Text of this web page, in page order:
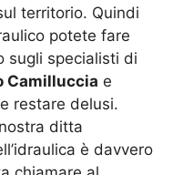
territorio. Quindi
potete fare
sugli specialisti di
Camilluccia e
restare delusi.
ditta
è davvero